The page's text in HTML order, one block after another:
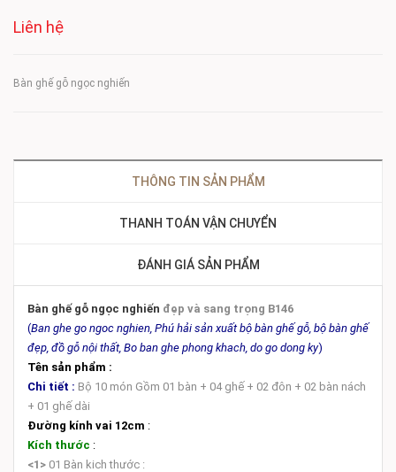
Liên hệ
Bàn ghế gỗ ngọc nghiến
THÔNG TIN SẢN PHẨM
THANH TOÁN VẬN CHUYỂN
ĐÁNH GIÁ SẢN PHẨM
Bàn ghế gỗ ngọc nghiến đẹp và sang trọng B146
(Ban ghe go ngoc nghien, Phú hải sản xuất bộ bàn ghế gỗ, bộ bàn ghế
đẹp, đồ gỗ nội thất, Bo ban ghe phong khach, do go dong ky)
Tên sản phẩm :
Chi tiết : Bộ 10 món Gồm 01 bàn + 04 ghế + 02 đôn + 02 bàn nách
+ 01 ghế dài
Đường kính vai 12cm :
Kích thước :
<1> 01 Bàn kich thước :